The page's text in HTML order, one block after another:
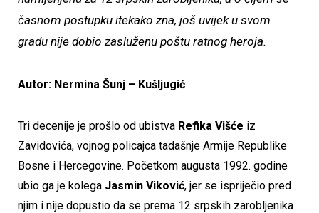
časnom postupku itekako zna, još uvijek u svom
gradu nije dobio zasluženu poštu ratnog heroja.
Autor: Nermina Šunj – Kušljugić
Tri decenije je prošlo od ubistva Refika Višće iz
Zavidovića, vojnog policajca tadašnje Armije Republike
Bosne i Hercegovine. Početkom augusta 1992. godine
ubio ga je kolega Jasmin Viković, jer se ispriječio pred
njim i nije dopustio da se prema 12 srpskih zarobljenika